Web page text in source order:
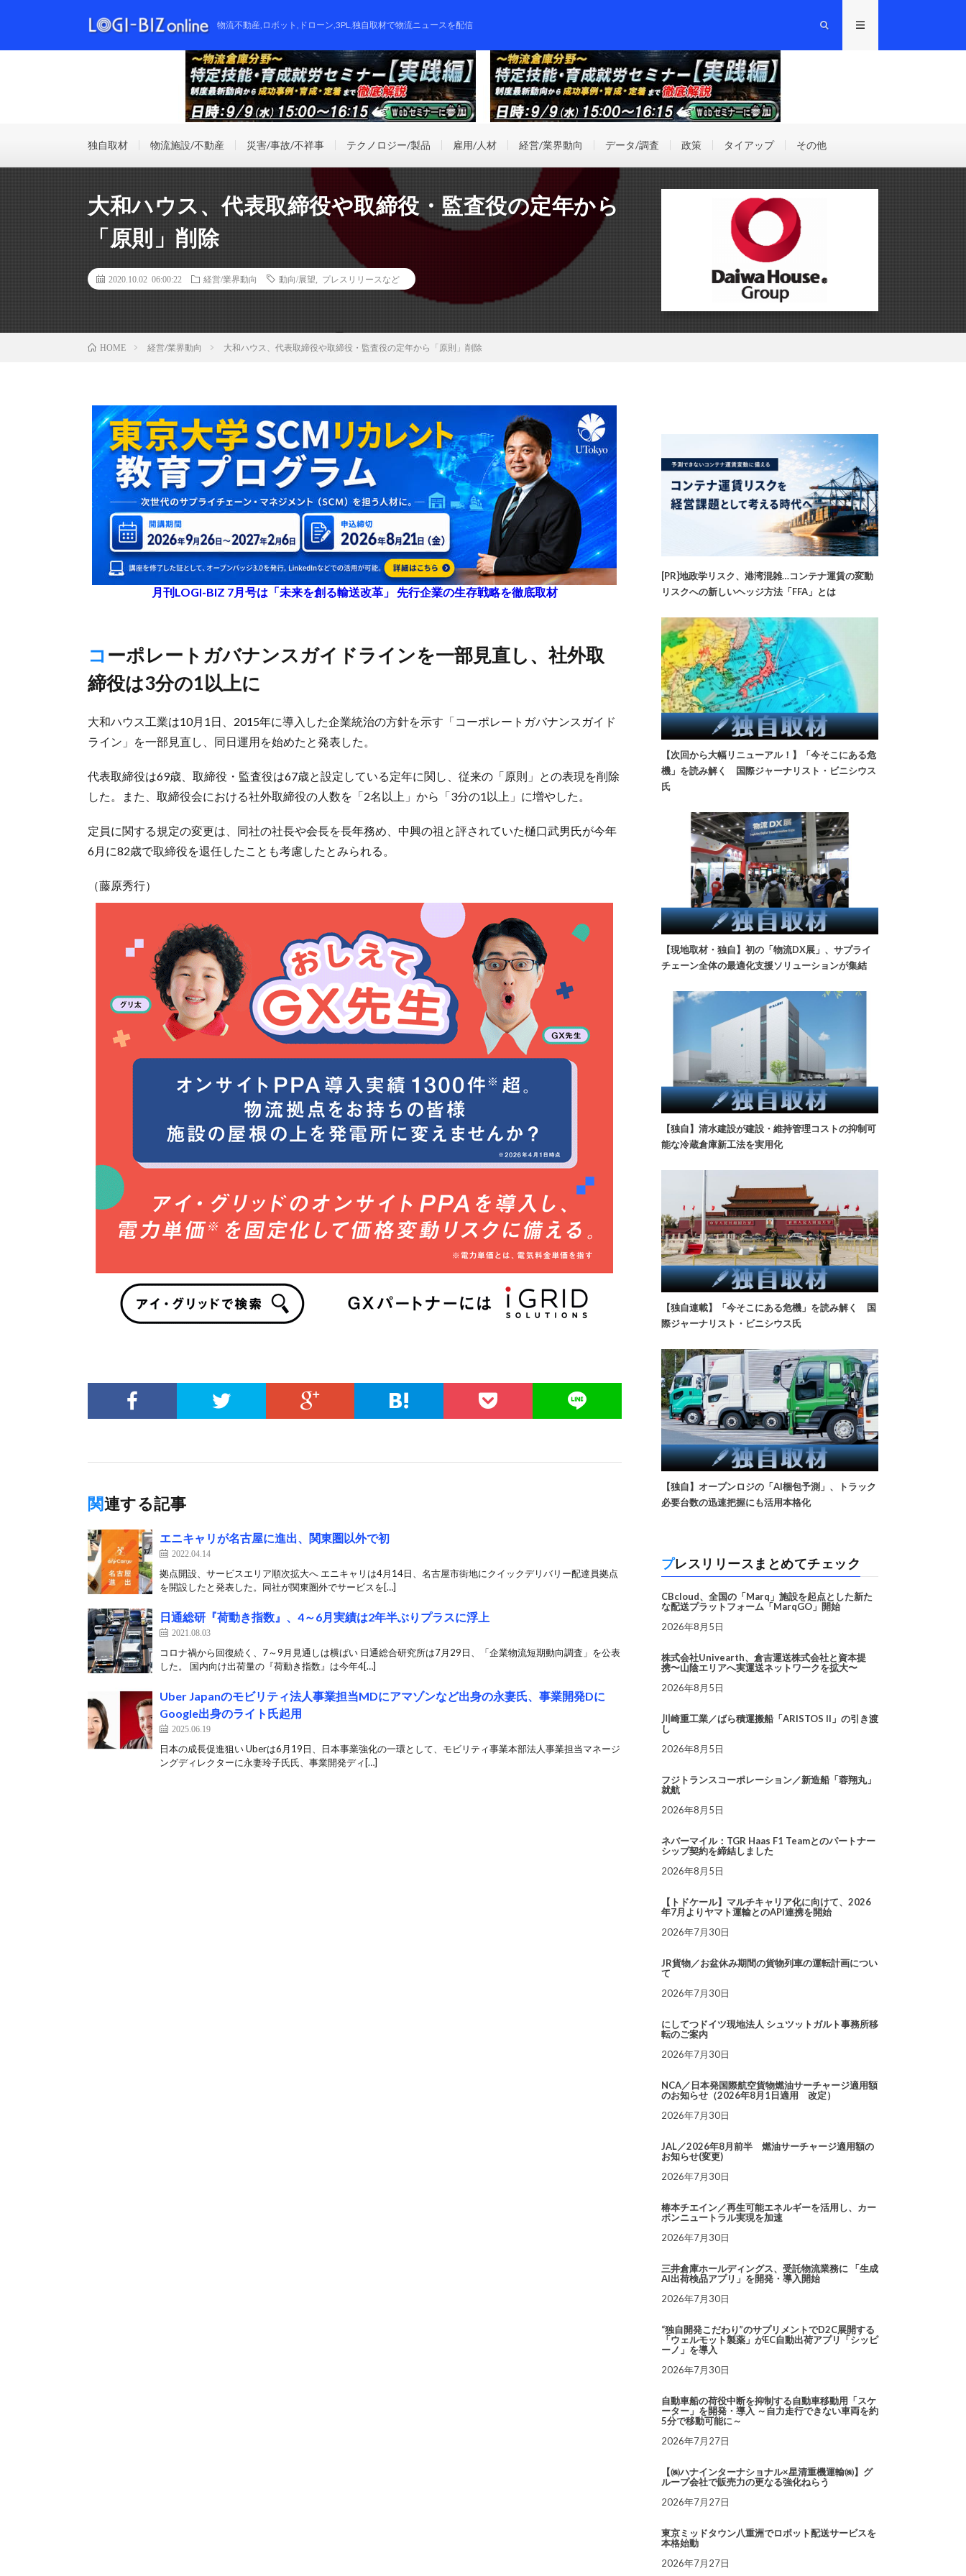
物流不動産,ロボット,ドローン,3PL,独自取材で物流ニュースを配信
独自取材 物流施設/不動産 災害/事故/不祥事 テクノロジー/製品 雇用/人材 経営/業界動向 データ/調査 政策 タイアップ その他
大和ハウス、代表取締役や取締役・監査役の定年から
「原則」削除
2020.10.02 06:00:22 経営/業界動向 動向/展望 プレスリリースなど
HOME 経営/業界動向 大和ハウス、代表取締役や取締役・監査役の定年から「原則」削除
月刊LOGI-BIZ 7月号は「未来を創る輸送改革」 先行企業の生存戦略を徹底取材
コーポレートガバナンスガイドラインを一部見直し、社外取
締役は3分の1以上に
大和ハウス工業は10月1日、2015年に導入した企業統治の方針を示す「コーポレートガバナンスガイド
ライン」を一部見直し、同日運用を始めたと発表した。
代表取締役は69歳、取締役・監査役は67歳と設定している定年に関し、従来の「原則」との表現を削除
した。また、取締役会における社外取締役の人数を「2名以上」から「3分の1以上」に増やした。
定員に関する規定の変更は、同社の社長や会長を長年務め、中興の祖と評されていた樋口武男氏が今年
6月に82歳で取締役を退任したことも考慮したとみられる。
（藤原秀行）
関連する記事
エニキャリが名古屋に進出、関東圏以外で初
2022.04.14
拠点開設、サービスエリア順次拡大へ エニキャリは4月14日、名古屋市街地にクイックデリバリー配達員拠点
を開設したと発表した。同社が関東圏外でサービスを[…]
日通総研『荷動き指数』、4～6月実績は2年半ぶりプラスに浮上
2021.08.03
コロナ禍から回復続く、7～9月見通しは横ばい 日通総合研究所は7月29日、「企業物流短期動向調査」を公表
した。 国内向け出荷量の『荷動き指数』は今年4[…]
Uber Japanのモビリティ法人事業担当MDにアマゾンなど出身の永妻氏、事業開発Dに
Google出身のライト氏起用
2025.06.19
日本の成長促進狙い Uberは6月19日、日本事業強化の一環として、モビリティ事業本部法人事業担当マネージ
ングディレクターに永妻玲子氏氏、事業開発ディ[…]
[PR]地政学リスク、港湾混雑…コンテナ運賃の変動
リスクへの新しいヘッジ方法「FFA」とは
【次回から大幅リニューアル！】「今そこにある危
機」を読み解く 国際ジャーナリスト・ビニシウス
氏
【現地取材・独自】初の「物流DX展」、サプライ
チェーン全体の最適化支援ソリューションが集結
【独自】清水建設が建設・維持管理コストの抑制可
能な冷蔵倉庫新工法を実用化
【独自連載】「今そこにある危機」を読み解く 国
際ジャーナリスト・ビニシウス氏
【独自】オープンロジの「AI梱包予測」、トラック
必要台数の迅速把握にも活用本格化
プレスリリースまとめてチェック
CBcloud、全国の「Marq」施設を起点とした新た
な配送プラットフォーム「MarqGO」開始
2026年8月5日
株式会社Univearth、倉吉運送株式会社と資本提
携〜山陰エリアへ実運送ネットワークを拡大〜
2026年8月5日
川崎重工業／ばら積運搬船「ARISTOS II」の引き渡
し
2026年8月5日
フジトランスコーポレーション／新造船「蓉翔丸」
就航
2026年8月5日
ネバーマイル：TGR Haas F1 Teamとのパートナー
シップ契約を締結しました
2026年8月5日
【トドケール】マルチキャリア化に向けて、2026
年7月よりヤマト運輸とのAPI連携を開始
2026年7月30日
JR貨物／お盆休み期間の貨物列車の運転計画につい
て
2026年7月30日
にしてつドイツ現地法人 シュツットガルト事務所移
転のご案内
2026年7月30日
NCA／日本発国際航空貨物燃油サーチャージ適用額
のお知らせ（2026年8月1日適用 改定）
2026年7月30日
JAL／2026年8月前半 燃油サーチャージ適用額の
お知らせ(変更)
2026年7月30日
椿本チエイン／再生可能エネルギーを活用し、カー
ボンニュートラル実現を加速
2026年7月30日
三井倉庫ホールディングス、受託物流業務に 「生成
AI出荷検品アプリ」を開発・導入開始
2026年7月30日
“独自開発こだわり”のサプリメントでD2C展開する
「ウェルモット製薬」がEC自動出荷アプリ「シッピ
ーノ」を導入
2026年7月30日
自動車船の荷役中断を抑制する自動車移動用「スケ
ーター」を開発・導入 ～自力走行できない車両を約
5分で移動可能に～
2026年7月27日
【㈱ハナインターナショナル×星清重機運輸㈱】グ
ループ会社で販売力の更なる強化ねらう
2026年7月27日
東京ミッドタウン八重洲でロボット配送サービスを
本格始動
2026年7月27日